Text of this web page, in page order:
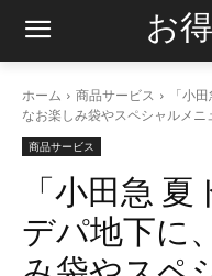
お
ホーム 商品サービス
「小
なお楽しみ袋やスペシャルメニ
商品サービス
「小田急
デパ地下に